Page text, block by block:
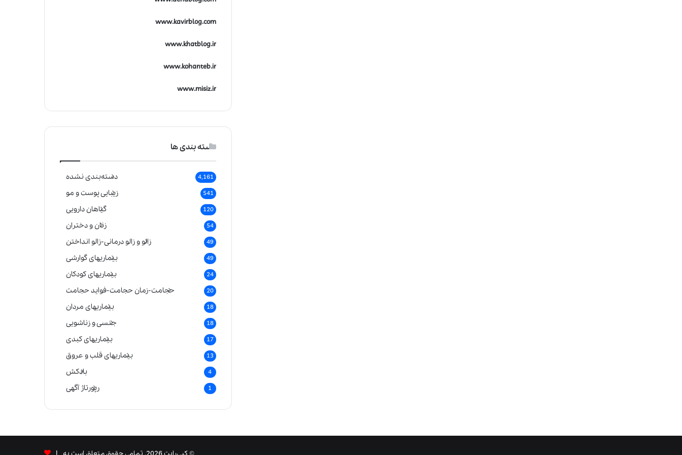
www.kavirblog.com
www.khatblog.ir
www.kohanteb.ir
www.misiz.ir
دسته بندی ها
دسته‌بندی نشده 4,161
زیبایی پوست و مو 541
گیاهان دارویی 120
زنان و دختران 54
زالو و زالو درمانی-زالو انداختن 49
بیماریهای گوارشی 49
بیماریهای کودکان 24
حجامت-زمان حجامت-فواید حجامت 20
بیماریهای مردان 18
جنسی و زناشویی 18
بیماریهای کبدی 17
بیماریهای قلب و عروق 13
بادکش 4
رپورتاژ آگهی 1